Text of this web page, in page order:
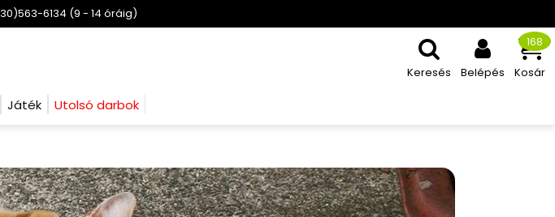
6134 (9 - 14 óráig)
Keresés Belépés Kosár
168
Játék Utolsó darbok